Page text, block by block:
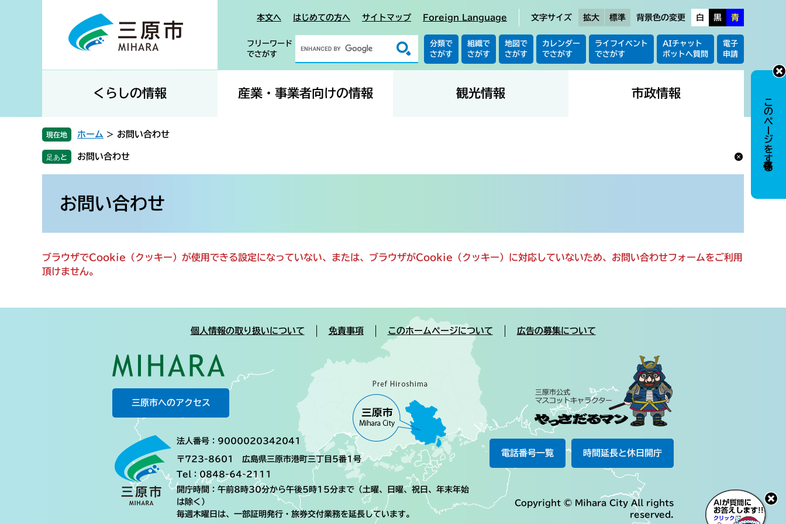
。
て
本文へ はじめての方へ サイトマップ Foreign Language 文字サイズ 拡大 標準 背景色の変更 白 黒 青
フリーワード
でさがす
分類で
さがす
組織で
さがす
地図で
さがす
カレンダー
でさがす
ライフイベント
でさがす
AIチャット
ボットへ質問
電子
申請
くらしの情報 産業・事業者向けの情報 観光情報 市政情報
現在地 ホーム > お問い合わせ
お問い合わせ
お問い合わせ
ブラウザでCookie（クッキー）が使用できる設定になっていない、または、ブラウザがCookie（クッキー）に対応していないため、お問い合わせフォームをご利用
頂けません。
個人情報の取り扱いについて 免責事項 このホームページについて 広告の募集について
三原市へのアクセス
法人番号：9000020342041
〒723-8601 広島県三原市港町三丁目5番1号
Tel：0848-64-2111
開庁時間：午前8時30分から午後5時15分まで（土曜、日曜、祝日、年末年始
は除く）
毎週木曜日は、一部証明発行・旅券交付業務を延長しています。
電話番号一覧 時間延長と休日開庁
Copyright © Mihara City All rights
reserved.
このページを保存する